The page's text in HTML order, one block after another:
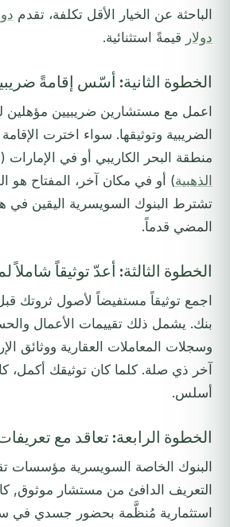
الباحثة عن الخيار الأقل تكلفة، تقدم
دولار قيمةً استثنائية.
الخطوة الثانية: أسّس إقامةً
اعمل مع مستشارين ضريبيين مؤهلين
الضريبية وتوثيقها. سواء اخترت
منطقة البحر الكاريبي أو في الإمارات
الذهبية) أو في مكان آخر، المفتاح هو
تشترط البنوك السويسرية اليقين في
المضي قدماً.
الخطوة الثالثة: أعدّ توثيقاً شاملاً
اجمع توثيقاً مستفيضاً لأصول ثروتك
بنك. يشمل ذلك تقييمات الأعمال
وسجلات المعاملات العقارية ووثائق
آخر ذي صلة. كلما كان توثيقك أكمل،
أسلس.
الخطوة الرابعة: تعاقد مع
البنوك الخاصة السويسرية مؤسسات
التعريف الدافئ من مستشار موثوق,
استثمارية مُنظَّمة بحضور جسدي في